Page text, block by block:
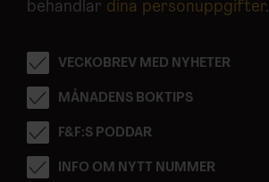
behandlar dina personuppgifter.
VECKOBREV MED NYHETER
MÅNADENS BOKTIPS
F&F:S PODDAR
INFO OM NYTT NUMMER